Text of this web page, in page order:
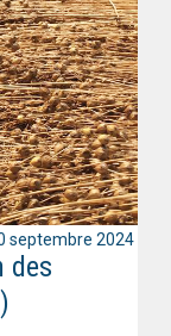
des
septembre 2024